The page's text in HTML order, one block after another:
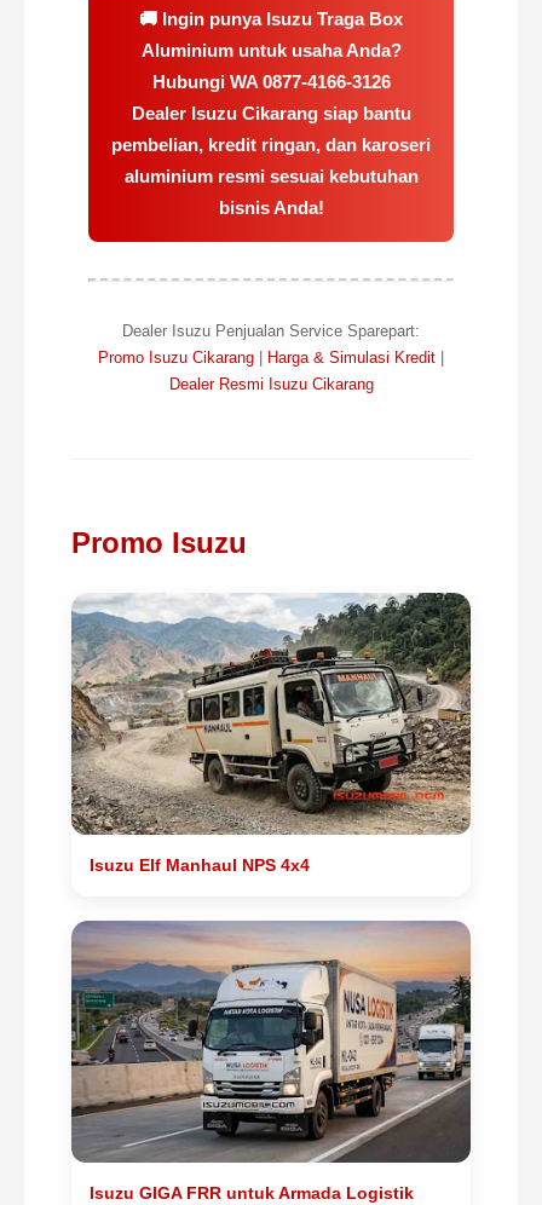
🚚 Ingin punya Isuzu Traga Box
Aluminium untuk usaha Anda?
Hubungi WA0877-4166-3126
Dealer Isuzu Cikarang siap bantu
pembelian, kredit ringan, dan karoseri
aluminium resmi sesuai kebutuhan
bisnis Anda!
Dealer Isuzu Penjualan Service Sparepart:
Promo Isuzu Cikarang
Harga & Simulasi Kredit
Dealer Resmi Isuzu Cikarang
Promo Isuzu
Isuzu Elf Manhaul NPS 4x4
Isuzu GIGA FRR untuk Armada Logistik